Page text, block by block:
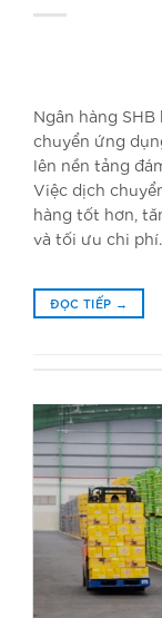
Ngân hàng
chuyển ứng
lên nền tảng
Việc dịch
hàng tốt hơn,
và tối ưu chi
ĐỌC TIẾP →